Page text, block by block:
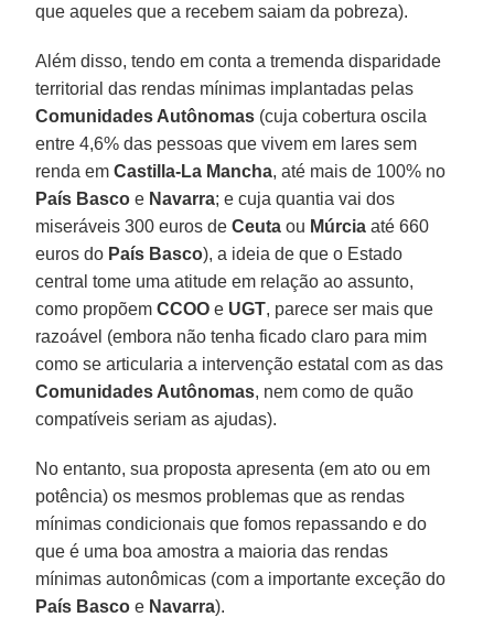
que aqueles que a recebem saiam da pobreza).
Além disso, tendo em conta a tremenda disparidade
territorial das rendas mínimas implantadas pelas
Comunidades Autônomas (cuja cobertura oscila
entre 4,6% das pessoas que vivem em lares sem
renda emCastilla-La Mancha, até mais de 100% no
País Basco e Navarra; e cuja quantia vai dos
miseráveis 300 euros deCeuta ou Múrcia até 660
euros do País Basco), a ideia de que o Estado
central tome uma atitude em relação ao assunto,
como propõemCCOO e UGT, parece ser mais que
razoável (embora não tenha ficado claro para mim
como se articularia a intervenção estatal com as das
Comunidades Autônomas, nem como de quão
compatíveis seriam as ajudas).
No entanto, sua proposta apresenta (em ato ou em
potência) os mesmos problemas que as rendas
mínimas condicionais que fomos repassando e do
que é uma boa amostra a maioria das rendas
mínimas autonômicas (com a importante exceção do
País Basco e Navarra).